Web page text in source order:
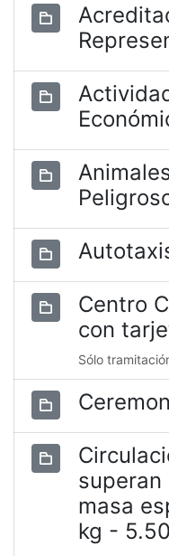
Centro
con
Sólo
superan
masa
kg -